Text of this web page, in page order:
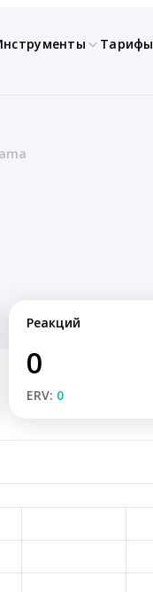
Тарифы
Реакций
0
ERV: 0